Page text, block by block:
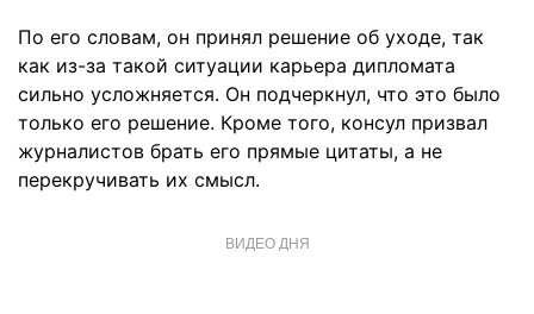
По его словам, он принял решение об уходе, так
как из-за такой ситуации карьера дипломата
сильно усложняется. Он подчеркнул, что это было
только его решение. Кроме того, консул призвал
журналистов брать его прямые цитаты, а не
перекручивать их смысл.
ВИДЕО ДНЯ